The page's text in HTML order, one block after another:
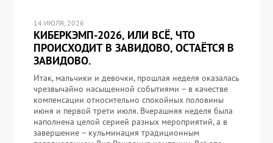
14 ИЮЛЯ, 2026
КИБЕРКЭМП-2026, ИЛИ ВСЁ, ЧТО
ПРОИСХОДИТ В ЗАВИДОВО, ОСТАЁТСЯ В
ЗАВИДОВО.
Итак, мальчики и девочки, прошлая неделя оказалась
чрезвычайно насыщенной событиями – в качестве
компенсации относительно спокойных половины
июня и первой трети июля. Вчерашняя неделя была
наполнена целой серией разных мероприятий, а в
завершение – кульминация традиционным